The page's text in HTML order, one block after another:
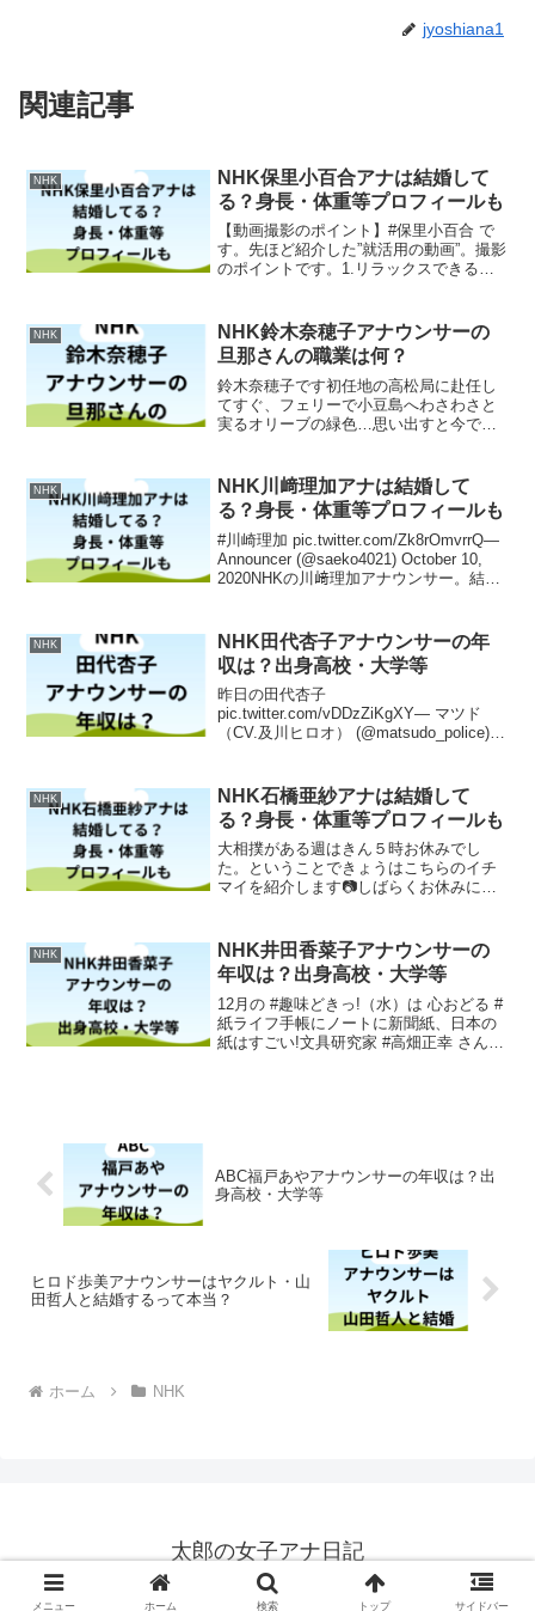
jyoshiana1
関連記事
NHK
NHK保里小百合アナは結婚して
る？身長・体重等プロフィールも
【動画撮影のポイント】#保里小百合 で
す。先ほど紹介した”就活用の動画”。撮影
のポイントです。1.リラックスできる静
分のことばで簡潔に私もやってみました!
就...
NHK
NHK鈴木奈穂子アナウンサーの
旦那さんの職業は何？
鈴木奈穂子です初任地の高松局に赴任し
てすぐ、フェリーで小豆島へわさわさと
実るオリーブの緑色…思い出すと今でも
ラーです！見逃し配信でゆう６かがわを
見る👉私のまちもNHK...
NHK
NHK川﨑理加アナは結婚して
る？身長・体重等プロフィールも
#川崎理加 pic.twitter.com/Zk8rOmvrrQ—
Announcer (@saeko4021) October 10,
2020NHKの川﨑理加アナウンサー。結婚
NHK
NHK田代杏子アナウンサーの年
収は？出身高校・大学等
昨日の田代杏子
pic.twitter.com/vDDzZiKgXY— マツド
（CV.及川ヒロオ） (@matsudo_police)
か？また、出身高校...
NHK
NHK石橋亜紗アナは結婚して
る？身長・体重等プロフィールも
大相撲がある週はきん５時お休みでし
た。ということできょうはこちらのイチ
マイを紹介します📷しばらくお休みに入
し長く書きました^_^暑さに気をつけて良
い週末をお...
NHK
NHK井田香菜子アナウンサーの
年収は？出身高校・大学等
12月の #趣味どきっ!（水）は 心おどる #
紙ライフ手帳にノートに新聞紙、日本の
紙はすごい!文具研究家 #高畑正幸 さん流
ABC福戸あやアナウンサーの年収は？出
身高校・大学等
ヒロド歩美アナウンサーはヤクルト・山
田哲人と結婚するって本当？
ホーム NHK
太郎の女子アナ日記
© 2020 太郎の女子アナ日記.
メニュー ホーム 検索 トップ サイドバー